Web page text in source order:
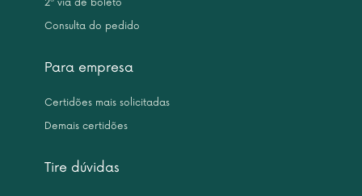
2ª via de boleto
Consulta do pedido
Para empresa
Certidões mais solicitadas
Demais certidões
Tire dúvidas